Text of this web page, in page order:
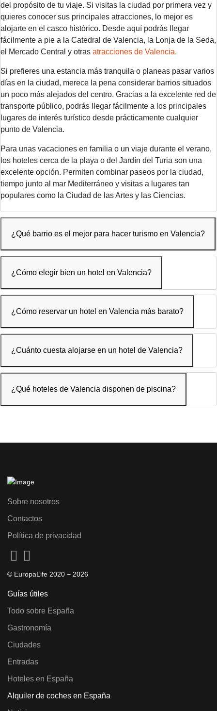
del propósito de tu viaje. Si visitas la ciudad por primera vez y
quieres conocer sus principales atracciones, lo mejor es
alojarte en el casco histórico. Desde aquí podrás llegar
fácilmente a pie a la Catedral de Valencia, la Lonja de la Seda,
el Mercado Central y otras atracciones de Valencia.
Si prefieres una estancia más tranquila o planeas pasar varios
días en la ciudad, merece la pena considerar barrios situados
un poco más alejados del centro. Gracias a la excelente red de
transporte público, podrás llegar fácilmente a los principales
lugares de interés turístico desde prácticamente cualquier
punto de Valencia.
Para unas vacaciones en familia o un viaje durante el verano,
los hoteles cerca de la playa o del Jardín del Turia son una
excelente opción. Permiten combinar paseos por la ciudad,
tiempo junto al mar Mediterráneo y visitas a lugares tan
populares como la Ciudad de las Artes y las Ciencias.
¿Qué barrio es el mejor para hacer turismo en Valencia?
¿Cómo elegir bien un hotel en Valencia?
¿Cómo reservar un hotel en Valencia más barato?
¿Cuánto cuesta alojarse en un hotel de Valencia?
¿Qué hoteles de Valencia disponen de piscina?
Sobre nosotros
Contactos
Política de privacidad
© EuropaLife 2020 − 2026
Guías útiles
Todo sobre España
Gastronomía
Ciudades
Entradas
Hoteles en España
Alquiler de coches en España